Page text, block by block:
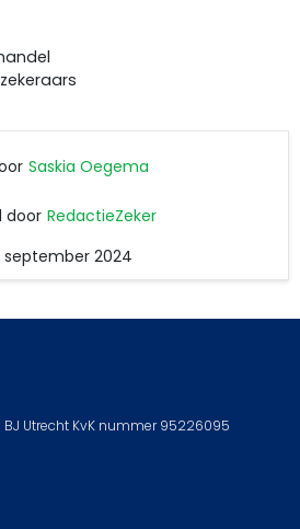
Saskia Oegema
Saskia
door RedactieZeker
RedactieZeker
2024